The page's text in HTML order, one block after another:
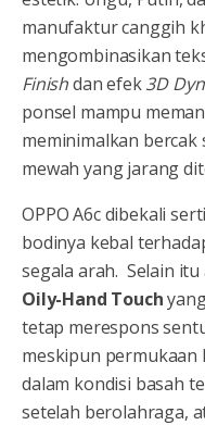
manufaktur canggih
mengombinasikan
Finishdan efek3D
ponsel mampu
meminimalkan bercak
mewah yang jarang
OPPO A6c dibekali
bodinya kebal
segala arah. Selain
Oily-Hand Touch
tetap merespons
meskipun permukaan
dalam kondisi basah
setelah berolahraga,